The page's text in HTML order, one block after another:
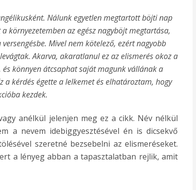
Nálunk egyetlen megtartott böjti nap
környezetemben az egész nagyböjt megtartása,
Mivel nem kötelező, ezért nagyobb
Akarva, akaratlanul ez az elismerés okoz a
könnyen átcsaphat saját magunk vállának a
a kérdés égette a lelkemet és elhatároztam, hogy
kezdek.
anélkül jelenjen meg ez a cikk. Név nélkül
a nevem idebiggyesztésével én is dicsekvő
szeretné bezsebelni az elismeréseket.
a lényeg abban a tapasztalatban rejlik, amit